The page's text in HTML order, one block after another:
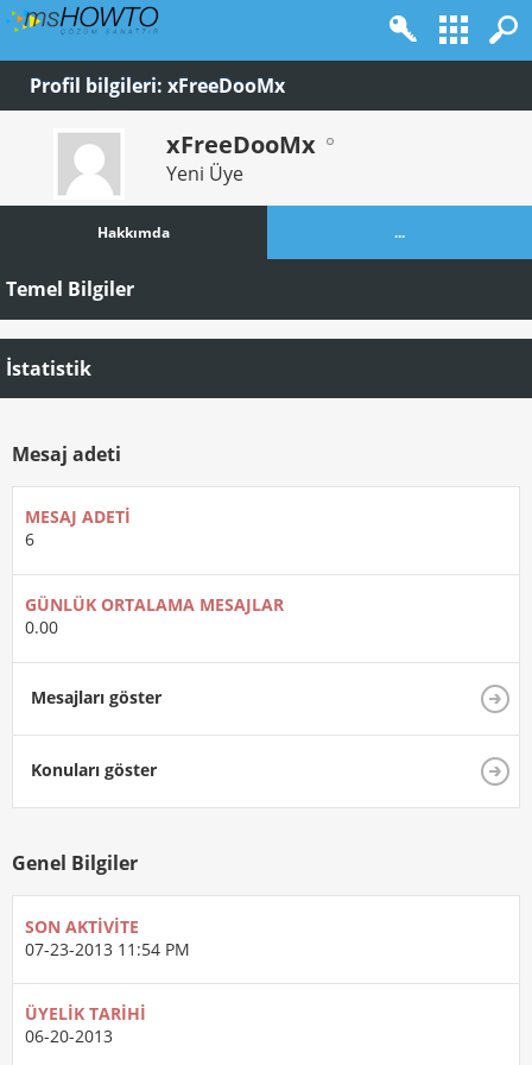
Profil bilgileri: xFreeDooMx
xFreeDooMx
Yeni Üye
Hakkımda ...
Temel Bilgiler
İstatistik
Mesaj adeti
MESAJ ADETI
6
GÜNLÜK ORTALAMA MESAJLAR
0.00
Mesajları göster
Konuları göster
Genel Bilgiler
SON AKTIVITE
07-23-2013 11:54 PM
ÜYELIK TARIHI
06-20-2013